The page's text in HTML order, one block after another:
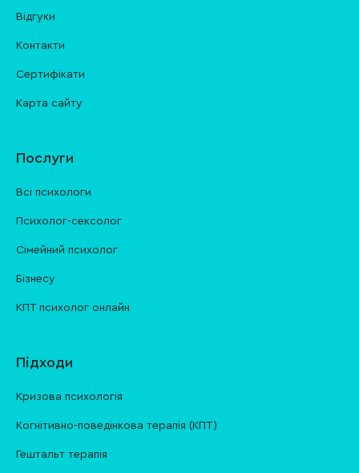
Відгуки
Контакти
Cертифікати
Карта сайту
Послуги
Всі психологи
Психолог-сексолог
Сімейний психолог
Бізнесу
КПТ психолог онлайн
Підходи
Кризова психологія
Когнітивно-поведінкова терапія (КПТ)
Гештальт терапія